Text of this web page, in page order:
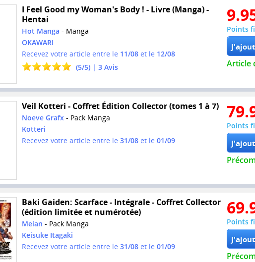
I Feel Good my Woman's Body ! - Livre (Manga) -
Hentai
Hot Manga - Manga
OKAWARI
Recevez votre article entre le 11/08et le 12/08
(5/5) | 3Avis
Points
Article
Veil Kotteri - Coffret Édition Collector (tomes 1 à 7)
Noeve Grafx - Pack Manga
Kotteri
Recevez votre article entre le 31/08et le 01/09
Points
Baki Gaiden: Scarface - Intégrale - Coffret Collector
(édition limitée et numérotée)
Meian - Pack Manga
Keisuke Itagaki
Recevez votre article entre le 31/08et le 01/09
Points